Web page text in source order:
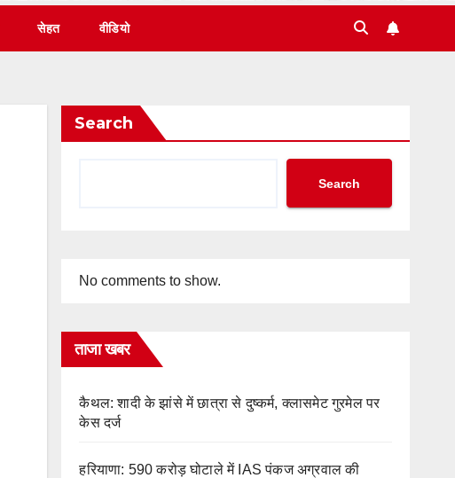
सेहत वीडियो
Search
Search
No comments to show.
ताजा खबर
कैथल: शादी के झांसे में छात्रा से दुष्कर्म, क्लासमेट गुरमेल पर
केस दर्ज
हरियाणा: 590 करोड़ घोटाले में IAS पंकज अग्रवाल की